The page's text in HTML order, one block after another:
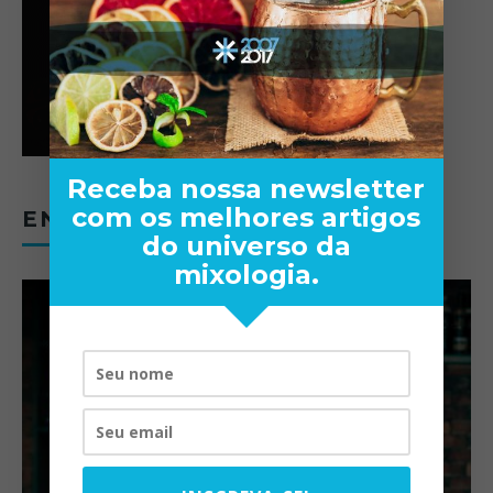
ENTREVISTAS
Receba nossa newsletter
com os melhores artigos
do universo da
mixologia.